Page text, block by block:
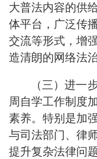
大普法内容的供
体平台，广泛传
交流等形式，增
造清朗的网络法治
（三）进一
周自学工作制度
素养。特别是加
与司法部门、律
提升复杂法律问